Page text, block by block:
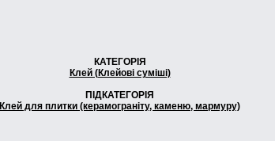
КАТЕГОРІЯ
Клей (Клейові суміші)
ПІДКАТЕГОРІЯ
Клей для плитки (керамограніту, каменю, мармуру)